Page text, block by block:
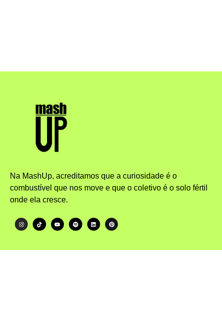
Na MashUp, acreditamos que a curiosidade é o
combustível que nos move e que o coletivo é o solo fértil
onde ela cresce.